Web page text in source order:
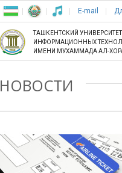
E-mail
ТАШКЕНТСКИЙ УНИВЕРСИТЕТ
ИНФОРМАЦИОННЫХ
ИМЕНИ МУХАММАДА АЛ-
НОВОСТИ